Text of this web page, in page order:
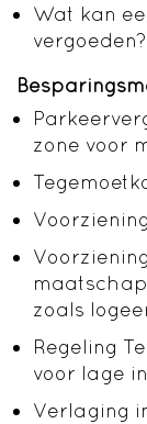
Wat kan
vergoeden?
zone voor
zoals
Regeling
voor lage
Verlaging